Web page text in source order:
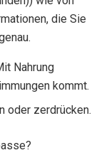
die Sie
Nahrung
kommt.
oder zerdrücken.